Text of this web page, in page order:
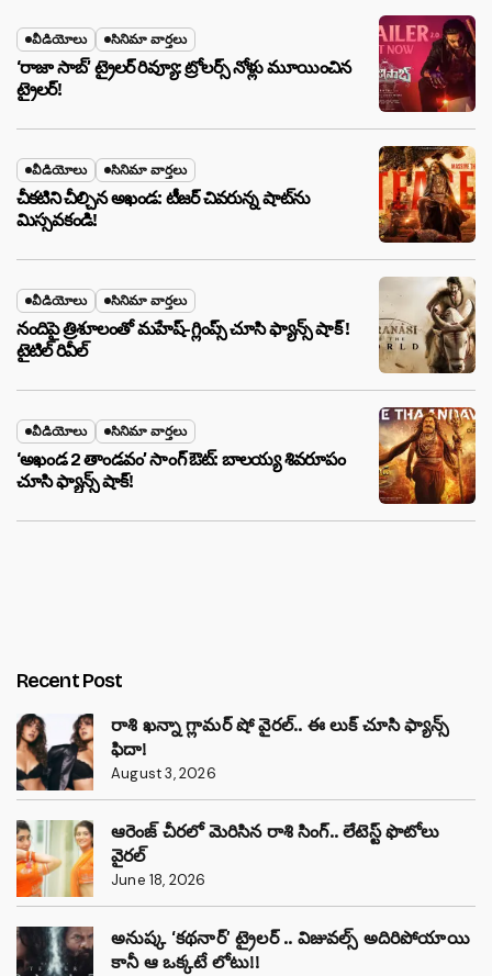
వీడియోలు సినిమా వార్తలు
‘రాజా సాబ్’ ట్రైలర్ రివ్యూ: ట్రోలర్స్ నోళ్లు మూయించిన
ట్రైలర్!
వీడియోలు సినిమా వార్తలు
చీకటిని చీల్చిన అఖండ: టీజర్ చివరున్న షాట్‌ను
మిస్సవకండి!
వీడియోలు సినిమా వార్తలు
నందిపై త్రిశూలంతో మహేష్-గ్లింప్స్ చూసి ఫ్యాన్స్ షాక్ !
టైటిల్ రివీల్
వీడియోలు సినిమా వార్తలు
‘అఖండ 2 తాండవం’ సాంగ్ ఔట్: బాలయ్య శివరూపం
చూసి ఫ్యాన్స్ షాక్!
Recent Post
రాశి ఖన్నా గ్లామర్ షో వైరల్.. ఈ లుక్ చూసి ఫ్యాన్స్
ఫిదా!
August 3, 2026
ఆరెంజ్ చీరలో మెరిసిన రాశి సింగ్.. లేటెస్ట్ ఫొటోలు
వైరల్
June 18, 2026
అనుష్క ‘కథనార్’ ట్రైలర్ .. విజువల్స్ అదిరిపోయాయి
కానీ ఆ ఒక్కటే లోటు!!